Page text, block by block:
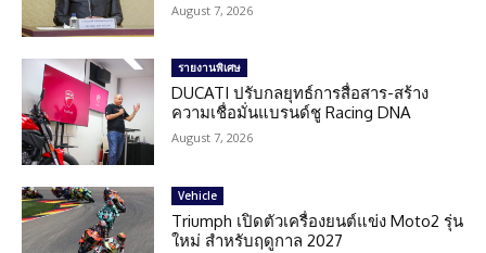
August 7, 2026
รายงานพิเศษ
DUCATI ปรับกลยุทธ์การสื่อสาร-สร้าง
ความเชื่อมั่นแบรนด์ชู Racing DNA
August 7, 2026
Vehicle
Triumph เปิดตัวเครื่องยนต์แข่ง Moto2 รุ่น
ใหม่ สำหรับฤดูกาล 2027